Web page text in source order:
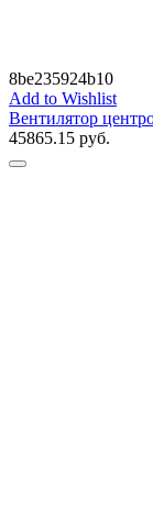
8be235924b10
Add to Wishlist
Вентилятор
45865.15 руб.